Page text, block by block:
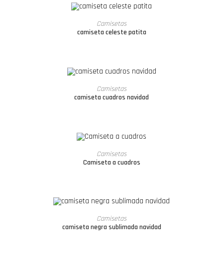
LEER MÁS
Camisetas
camiseta celeste patita
LEER MÁS
Camisetas
camiseta cuadros navidad
LEER MÁS
Camisetas
Camiseta a cuadros
LEER MÁS
Camisetas
camiseta negra sublimada navidad